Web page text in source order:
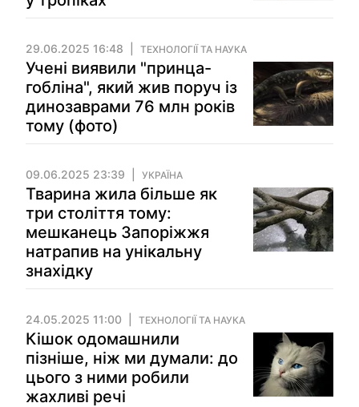
29.06.2025 16:48 ТЕХНОЛОГІЇ ТА НАУКА
Учені виявили "принца-
гобліна", який жив поруч із
динозаврами 76 млн років
тому (фото)
09.06.2025 23:39 УКРАЇНА
Тварина жила більше як
три століття тому:
мешканець Запоріжжя
натрапив на унікальну
знахідку
24.05.2025 11:00 ТЕХНОЛОГІЇ ТА НАУКА
Кішок одомашнили
пізніше, ніж ми думали: до
цього з ними робили
жахливі речі